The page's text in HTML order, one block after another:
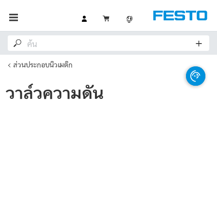
ส่วนประกอบนิวเมติก
วาล์วความดัน